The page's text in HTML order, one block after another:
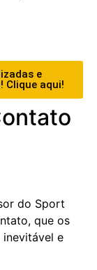
e
Clique aqui!
do Sport
que os
inevitável e